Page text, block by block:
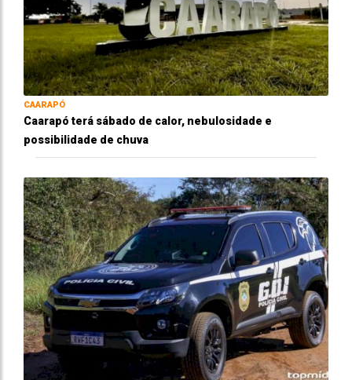
CAARAPÓ
Caarapó terá sábado de calor, nebulosidade e
possibilidade de chuva